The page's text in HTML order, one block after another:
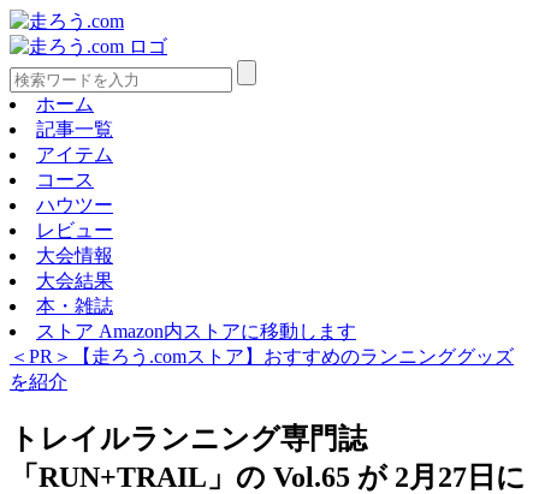
ホーム
記事一覧
アイテム
コース
ハウツー
レビュー
大会情報
大会結果
本・雑誌
ストア Amazon内ストアに移動します
＜PR＞【走ろう.comストア】おすすめのランニンググッズ
を紹介
トレイルランニング専門誌
「RUN+TRAIL」の Vol.65 が 2月27日に